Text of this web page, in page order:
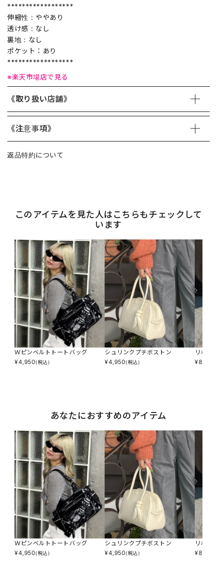
******************
伸縮性：ややあり
透け感：なし
裏地：なし
ポケット：あり
******************
※楽天市場店で見る
《取り扱い店舗》
《注意事項》
返品特約について
このアイテムを見た人はこちらもチェックして
います
Ｗピンベルトトートバッグ
¥4,950(税込)
シュリンクプチボストン
¥4,950(税込)
リボン
¥8,690
あなたにおすすめのアイテム
Ｗピンベルトトートバッグ
¥4,950(税込)
シュリンクプチボストン
¥4,950(税込)
リボン
¥8,690